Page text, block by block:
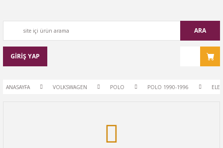
ARA
GİRİŞ YAP
ANASAYFA VOLKSWAGEN POLO POLO 1990-1996